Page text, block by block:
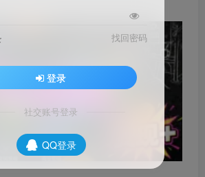
找回密码
登录
社交账号登录
QQ登录